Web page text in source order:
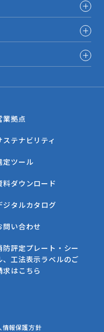
業拠点
ステナビリティ
定ツール
料ダウンロード
ジタルカタログ
問い合わせ
防評定プレート・シー
、工法表示ラベルのご
求はこちら
情報保護方針